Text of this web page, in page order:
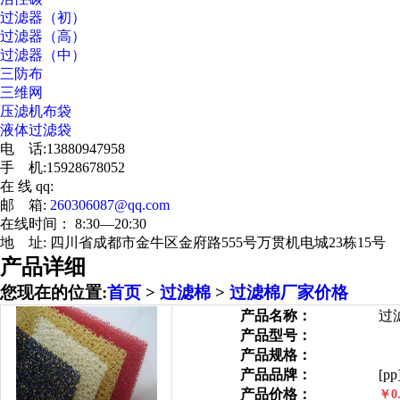
过滤器（初）
过滤器（高）
过滤器（中）
三防布
三维网
压滤机布袋
液体过滤袋
电 话:13880947958
手 机:15928678052
在 线 qq:
邮 箱: 260306087@qq.com
在线时间： 8:30—20:30
地 址: 四川省成都市金牛区金府路555号万贯机电城23栋15号
产品详细
您现在的位置:首页 > 过滤棉 > 过滤棉厂家价格
产品名称：
过
产品型号：
产品规格：
产品品牌：
产品价格：
￥